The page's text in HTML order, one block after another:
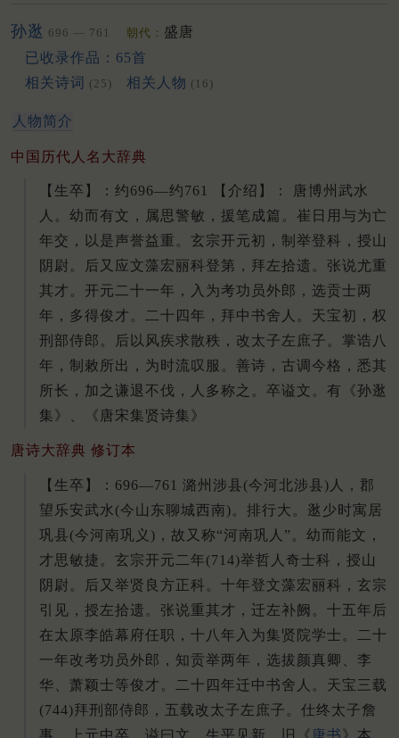
孙逖 696 — 761 朝代： 盛唐
已收录作品：65首
相关诗词 (25) 相关人物 (16)
人物简介
中国历代人名大辞典
【生卒】：约696—约761 【介绍】： 唐博州武水
人。幼而有文，属思警敏，援笔成篇。崔日用与为亡
年交，以是声誉益重。玄宗开元初，制举登科，授山
阴尉。后又应文藻宏丽科登第，拜左拾遗。张说尤重
其才。开元二十一年，入为考功员外郎，选贡士两
年，多得俊才。二十四年，拜中书舍人。天宝初，权
刑部侍郎。后以风疾求散秩，改太子左庶子。掌诰八
年，制敕所出，为时流叹服。善诗，古调今格，悉其
所长，加之谦退不伐，人多称之。卒谥文。有《孙逖
集》、《唐宋集贤诗集》
唐诗大辞典 修订本
【生卒】：696—761 潞州涉县(今河北涉县)人，郡
望乐安武水(今山东聊城西南)。排行大。逖少时寓居
巩县(今河南巩义)，故又称“河南巩人”。幼而能文，
才思敏捷。玄宗开元二年(714)举哲人奇士科，授山
阴尉。后又举贤良方正科。十年登文藻宏丽科，玄宗
引见，授左拾遗。张说重其才，迁左补阙。十五年后
在太原李皓幕府任职，十八年入为集贤院学士。二十
一年改考功员外郎，知贡举两年，选拔颜真卿、李
华、萧颖士等俊才。二十四年迁中书舍人。天宝三载
(744)拜刑部侍郎，五载改太子左庶子。仕终太子詹
事。上元中卒，谥曰文。生平见新、旧《 唐书》本